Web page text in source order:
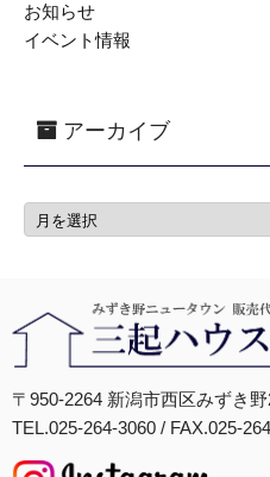
お知らせ
イベント情報
アーカイブ
〒950-2264 新潟市西区みずき
TEL.025-264-3060 / FAX.025-